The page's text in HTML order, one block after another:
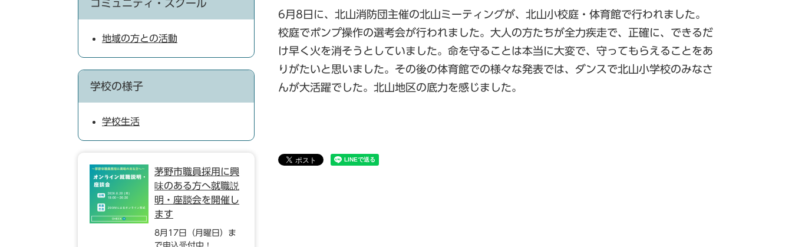
6月8日に、北山消防団主催の北山ミーティングが、北山小校庭・体育館で行われました。
校庭でポンプ操作の選考会が行われました。大人の方たちが全力疾走で、正確に、できるだ
け早く火を消そうとしていました。命を守ることは本当に大変で、守ってもらえることをあ
りがたいと思いました。その後の体育館での様々な発表では、ダンスで北山小学校のみなさ
んが大活躍でした。北山地区の底力を感じました。
コミュニティ・スクール
地域の方との活動
学校の様子
学校生活
茅野市職員採用に興
味のある方へ就職説
明・座談会を開催し
ます
8月17日（月曜日）ま
で申込受付中！